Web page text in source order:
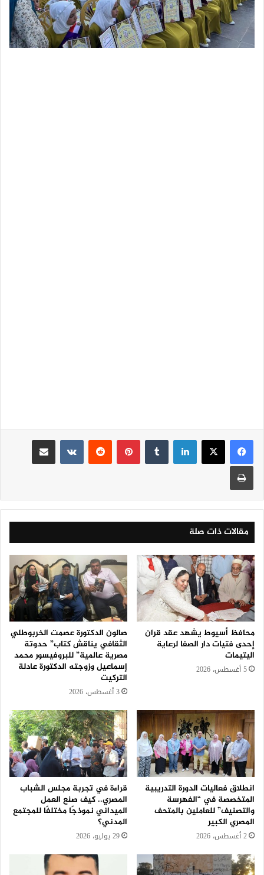
لينكدإن بينتيريست
مقالات ذات صلة
محافظ أسيوط يشهد عقد قران
إحدى فتيات دار الصفا لرعاية
اليتيمات
5 أغسطس، 2026
صالون الدكتورة عصمت الخربوطلي
الثقافي يناقش كتاب” حدوتة
مصرية عالمية” للبروفيسور محمد
إسماعيل وزوجته الدكتورة عادلة
التركيت
3 أغسطس، 2026
انطلاق فعاليات الدورة التدريبية
المتخصصة في “الفهرسة
والتصنيف” للعاملين بالمتحف
المصري الكبير
2 أغسطس، 2026
قراءة في تجربة مجلس الشباب
المصري.. كيف صنع العمل
الميداني نموذجًا مختلفًا للمجتمع
المدني؟
29 يوليو، 2026